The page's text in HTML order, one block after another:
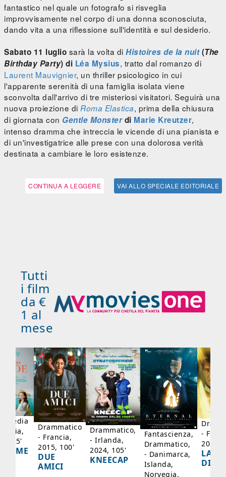
fantastico nel quale un fotografo si risveglia
improvvisamente nel corpo di una donna sconosciuta,
dando vita a una riflessione sull'identità e sul desiderio.
Sabato 11 luglio sarà la volta di Histoires de la nuit(The
Birthday Party) di Léa Mysius, tratto dal romanzo di
Laurent Mauvignier, un thriller psicologico in cui
l'apparente serenità di una famiglia isolata viene
sconvolta dall'arrivo di tre misteriosi visitatori. Seguirà una
nuova proiezione di Roma Elastica, prima della chiusura
di giornata con Gentle Monsterdi Marie Kreutzer,
intenso dramma che intreccia le vicende di una pianista e
di un'investigatrice alle prese con una dolorosa verità
destinata a cambiare le loro esistenze.
VAI ALLO SPECIALE EDITORIALE
CONTINUA A LEGGERE
Tutti
i film
da €
1 al
mese
95'
Drammatico
- Francia,
2015, 100'
DUE
AMICI
Drammatico,
- Irlanda,
2024, 105'
KNEECAP
Fantascienza,
Drammatico,
- Danimarca,
Islanda,
Norvegia,
-
2024,
LA
DI